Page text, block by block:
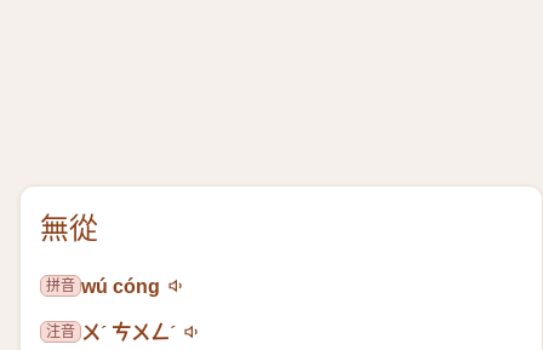
無從
拼音 wú cóng
注音 ㄨˊ ㄘㄨㄥˊ